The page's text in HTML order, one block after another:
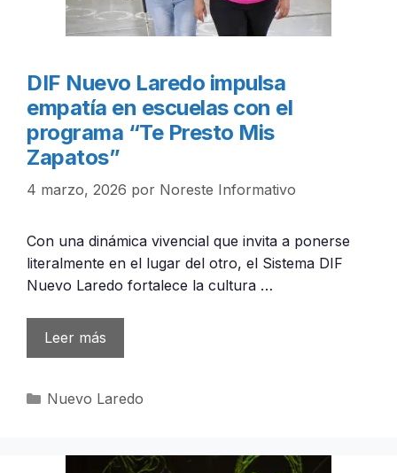
DIF Nuevo Laredo impulsa
empatía en escuelas con el
programa “Te Presto Mis
Zapatos”
4 marzo, 2026 por Noreste Informativo
Con una dinámica vivencial que invita a ponerse
literalmente en el lugar del otro, el Sistema DIF
Nuevo Laredo fortalece la cultura …
Leer más
Categorías
Nuevo Laredo